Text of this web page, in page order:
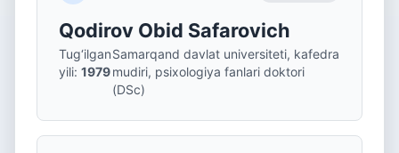
Qodirov Obid Safarovich
Tug‘ilgan
yili: 1979
Samarqand davlat universiteti, kafedra
mudiri, psixologiya fanlari doktori
(DSc)